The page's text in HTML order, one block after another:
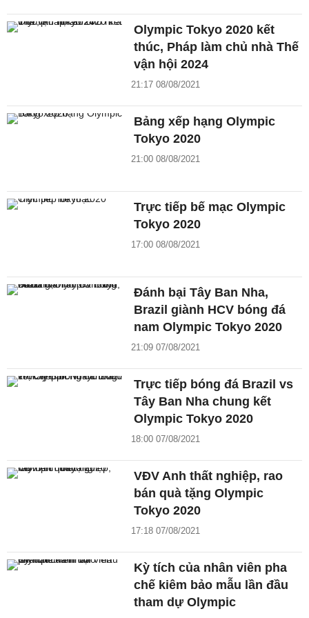
Olympic Tokyo 2020 kết
thúc, Pháp làm chủ nhà Thế
vận hội 2024
21:17 08/08/2021
Bảng xếp hạng Olympic
Tokyo 2020
21:00 08/08/2021
Trực tiếp bế mạc Olympic
Tokyo 2020
17:00 08/08/2021
Đánh bại Tây Ban Nha,
Brazil giành HCV bóng đá
nam Olympic Tokyo 2020
21:09 07/08/2021
Trực tiếp bóng đá Brazil vs
Tây Ban Nha chung kết
Olympic Tokyo 2020
18:00 07/08/2021
VĐV Anh thất nghiệp, rao
bán quà tặng Olympic
Tokyo 2020
17:18 07/08/2021
Kỳ tích của nhân viên pha
chế kiêm bảo mẫu lần đầu
tham dự Olympic